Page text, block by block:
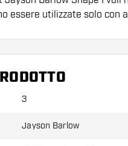
essere utilizzate solo con
di mano un gran numero
o rompersi con
addice di più!
3
Jayson Barlow